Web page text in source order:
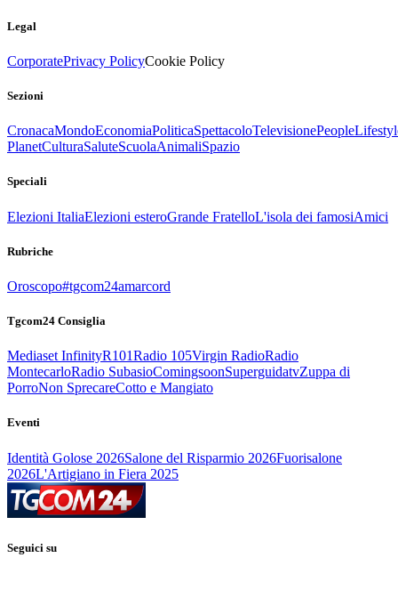
Legal
CorporatePrivacy PolicyCookie Policy
Sezioni
CronacaMondoEconomiaPoliticaSpettacoloTelevisionePeople
PlanetCulturaSaluteScuolaAnimaliSpazio
Speciali
Elezioni ItaliaElezioni esteroGrande FratelloL'isola dei famosiAmici
Rubriche
Oroscopo#tgcom24amarcord
Tgcom24 Consiglia
Mediaset InfinityR101Radio 105Virgin RadioRadio
MontecarloRadio SubasioComingsoonSuperguidatvZuppa di
PorroNon SprecareCotto e Mangiato
Eventi
Identità Golose 2026Salone del Risparmio 2026Fuorisalone
2026L'Artigiano in Fiera 2025
Seguici su